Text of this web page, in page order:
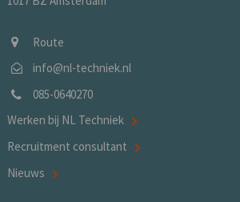
Route
info@nl-techniek.nl
085-0640270
Werken bij NL Techniek
Recruitment consultant
Nieuws